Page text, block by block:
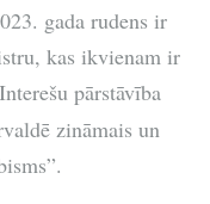
gada rudens ir
kas ikvienam ir
pārstāvība
zināmais un